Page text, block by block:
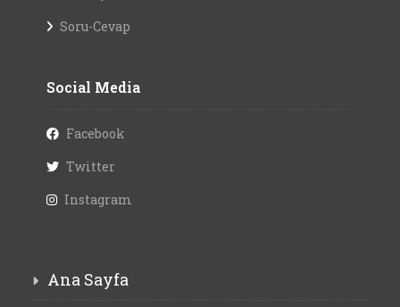
Soru-Cevap
Social Media
Facebook
Twitter
Instagram
Ana Sayfa